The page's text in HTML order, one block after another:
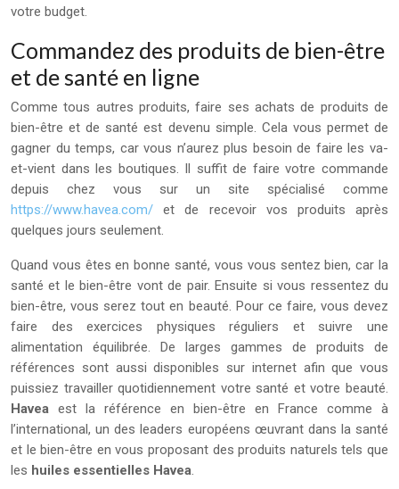
votre budget.
Commandez des produits de bien-être
et de santé en ligne
Comme tous autres produits, faire ses achats de produits de
bien-être et de santé est devenu simple. Cela vous permet de
gagner du temps, car vous n’aurez plus besoin de faire les va-
et-vient dans les boutiques. Il suffit de faire votre commande
depuis chez vous sur un site spécialisé comme
https://www.havea.com/ et de recevoir vos produits après
quelques jours seulement.
Quand vous êtes en bonne santé, vous vous sentez bien, car la
santé et le bien-être vont de pair. Ensuite si vous ressentez du
bien-être, vous serez tout en beauté. Pour ce faire, vous devez
faire des exercices physiques réguliers et suivre une
alimentation équilibrée. De larges gammes de produits de
références sont aussi disponibles sur internet afin que vous
puissiez travailler quotidiennement votre santé et votre beauté.
Havea est la référence en bien-être en France comme à
l’international, un des leaders européens œuvrant dans la santé
et le bien-être en vous proposant des produits naturels tels que
les huiles essentielles Havea.